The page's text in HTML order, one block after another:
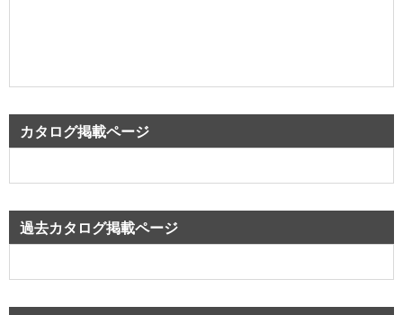
カタログ掲載ページ
過去カタログ掲載ページ